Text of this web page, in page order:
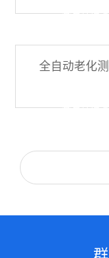
查看详情 +
全自动老化
查看详情 +